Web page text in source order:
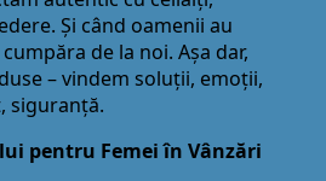
Și când oamenii au
de la noi. Așa dar,
– vindem soluţii, emoţii,
siguranţă.
pentru Femei în Vânzări